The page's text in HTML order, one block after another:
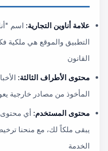
علامة أناوين التجارية: اسم
التطبيق والموقع هي ملكية
القانون
محتوى الأطراف الثالثة:
المأخوذ من مصادر خارجية
محتوى المستخدم: أي محتوى
يبقى ملكاً لك، مع منحنا
الخدمة